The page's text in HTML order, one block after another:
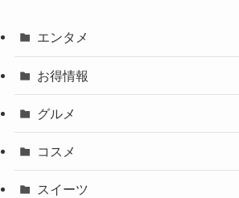
エンタメ
お得情報
グルメ
コスメ
スイーツ